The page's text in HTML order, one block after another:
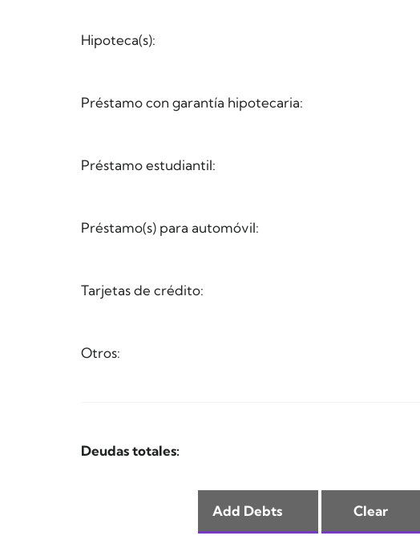
Hipoteca(s):
Préstamo con garantía hipotecaria:
Préstamo estudiantil:
Préstamo(s) para automóvil:
Tarjetas de crédito:
Otros:
Deudas totales: